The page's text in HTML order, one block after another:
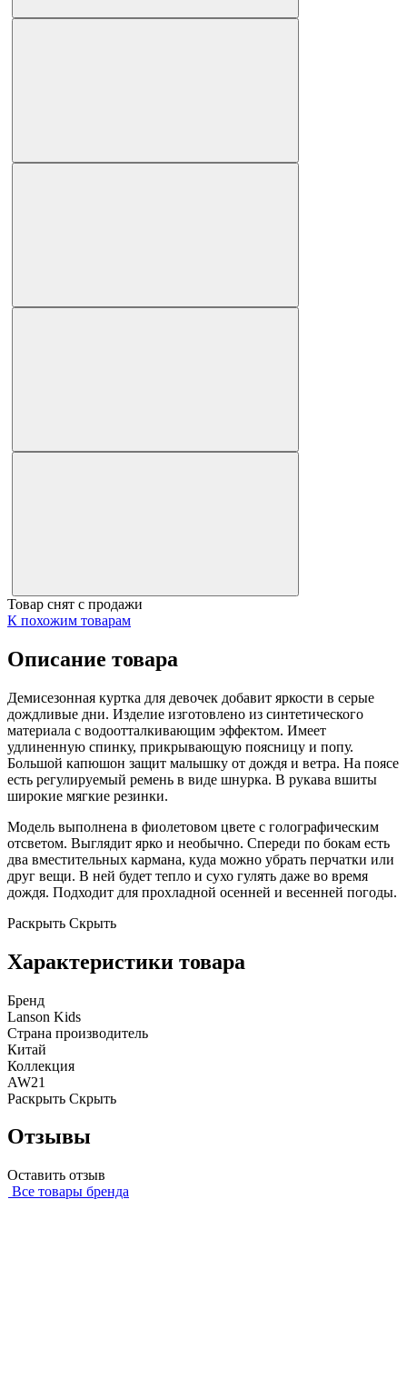
Товар снят с продажи
К похожим товарам
Описание товара
Демисезонная куртка для девочек добавит яркости в серые
дождливые дни. Изделие изготовлено из синтетического
материала с водоотталкивающим эффектом. Имеет
удлиненную спинку, прикрывающую поясницу и попу.
Большой капюшон защит малышку от дождя и ветра. На поясе
есть регулируемый ремень в виде шнурка. В рукава вшиты
широкие мягкие резинки.
Модель выполнена в фиолетовом цвете с голографическим
отсветом. Выглядит ярко и необычно. Спереди по бокам есть
два вместительных кармана, куда можно убрать перчатки или
друг вещи. В ней будет тепло и сухо гулять даже во время
дождя. Подходит для прохладной осенней и весенней погоды.
Раскрыть Скрыть
Характеристики товара
Бренд
Lanson Kids
Страна производитель
Китай
Коллекция
AW21
Раскрыть Скрыть
Отзывы
Оставить отзыв
Все товары бренда